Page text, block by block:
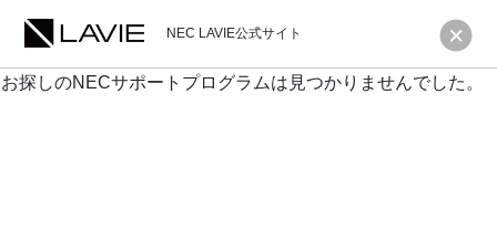
NEC LAVIE公式サイト
お探しのNECサポートプログラムは見つかりませんでした。